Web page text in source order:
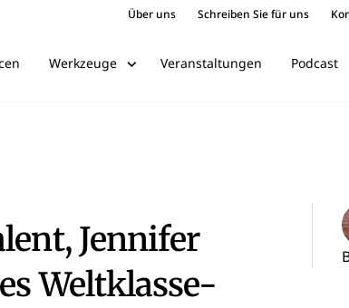
Über uns Schreiben Sie für uns
Werkzeuge Veranstaltungen Podcast
Jennifer
Weltklasse-